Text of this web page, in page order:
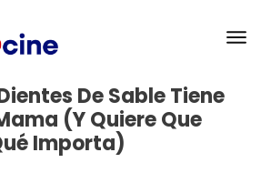
De Sable Tiene
(y Quiere Que
Importa)